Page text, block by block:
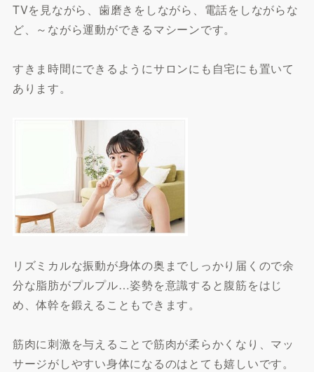
TVを見ながら、歯磨きをしながら、電話をしながらな
ど、～ながら運動ができるマシーンです。
すきま時間にできるようにサロンにも自宅にも置いて
あります。
リズミカルな振動が身体の奥までしっかり届くので余
分な脂肪がプルプル…姿勢を意識すると腹筋をはじ
め、体幹を鍛えることもできます。
筋肉に刺激を与えることで筋肉が柔らかくなり、マッ
サージがしやすい身体になるのはとても嬉しいです。